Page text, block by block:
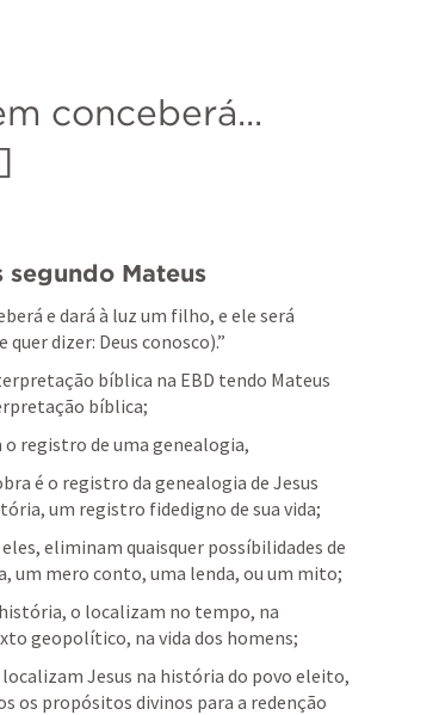
conceberá...
]
Mateus
e dará à luz um filho, e ele será
dizer: Deus conosco).”
bíblica na EBD tendo Mateus
bíblica;
o registro de uma genealogia,
é o registro da genealogia de Jesus
um registro fidedigno de sua vida;
eliminam quaisquer possíbilidades de
um mero conto, uma lenda, ou um mito;
o localizam no tempo, na
geopolítico, na vida dos homens;
localizam Jesus na história do povo eleito,
os propósitos divinos para a redenção